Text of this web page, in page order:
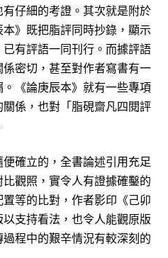
仔細的考證。其次就是附於
》既把脂評同時抄錄，顯示
有評語一同刊行。而據評語
密切，甚至對作者寫書有一
《論庚辰本》就有一些專項
係，也對「脂硯齋凡四閱評
便確立的，全書論述引用充足
觀照，實令人有證據確鑿的
等的比對，作者影印《己卯
支持看法，也令人能觀原版
程中的艱辛情況有較深刻的